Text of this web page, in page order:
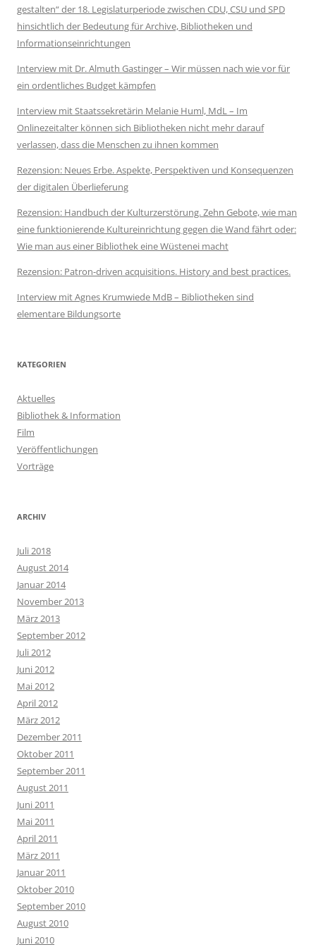
gestalten“ der 18. Legislaturperiode zwischen CDU, CSU und SPD
hinsichtlich der Bedeutung für Archive, Bibliotheken und
Informationseinrichtungen
Interview mit Dr. Almuth Gastinger – Wir müssen nach wie vor für
ein ordentliches Budget kämpfen
Interview mit Staatssekretärin Melanie Huml, MdL – Im
Onlinezeitalter können sich Bibliotheken nicht mehr darauf
verlassen, dass die Menschen zu ihnen kommen
Rezension: Neues Erbe. Aspekte, Perspektiven und Konsequenzen
der digitalen Überlieferung
Rezension: Handbuch der Kulturzerstörung. Zehn Gebote, wie man
eine funktionierende Kultureinrichtung gegen die Wand fährt oder:
Wie man aus einer Bibliothek eine Wüstenei macht
Rezension: Patron-driven acquisitions. History and best practices.
Interview mit Agnes Krumwiede MdB – Bibliotheken sind
elementare Bildungsorte
KATEGORIEN
Aktuelles
Bibliothek & Information
Film
Veröffentlichungen
Vorträge
ARCHIV
Juli 2018
August 2014
Januar 2014
November 2013
März 2013
September 2012
Juli 2012
Juni 2012
Mai 2012
April 2012
März 2012
Dezember 2011
Oktober 2011
September 2011
August 2011
Juni 2011
Mai 2011
April 2011
März 2011
Januar 2011
Oktober 2010
September 2010
August 2010
Juni 2010